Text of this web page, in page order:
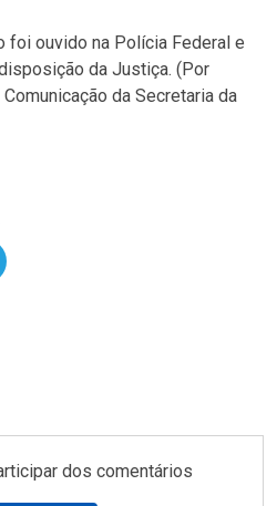
foi ouvido na Polícia Federal e
da Justiça. (Por
da Secretaria da
dos comentários